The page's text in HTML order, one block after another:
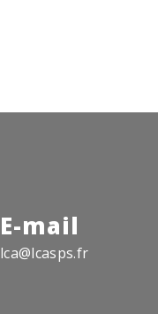
E-mail
lca@lcasps.fr